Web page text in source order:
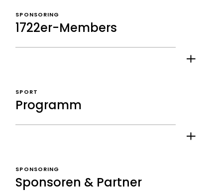
SPONSORING
1722er-Members
SPORT
Programm
SPONSORING
Sponsoren & Partner